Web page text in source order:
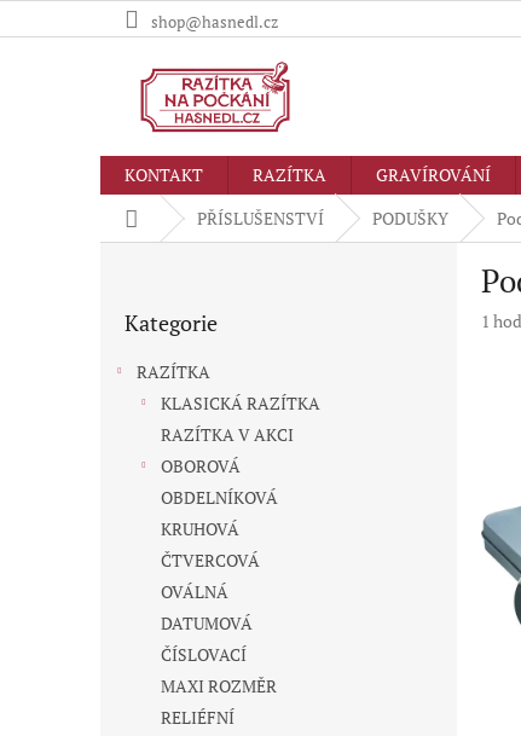
na
shop@hasnedl.cz
KONTAKT RAZÍTKA GRAVÍROVÁNÍ
Domů PŘÍSLUŠENSTVÍ PODUŠKY
kategorie
Kategorie
RAZÍTKA
KLASICKÁ RAZÍTKA
RAZÍTKA V AKCI
OBOROVÁ
OBDELNÍKOVÁ
KRUHOVÁ
ČTVERCOVÁ
OVÁLNÁ
DATUMOVÁ
ČÍSLOVACÍ
MAXI ROZMĚR
RELIÉFNÍ
1